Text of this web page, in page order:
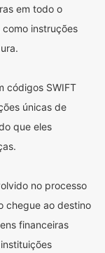
em todo o
instruções
códigos SWIFT
únicas de
que eles
no processo
chegue ao destino
financeiras